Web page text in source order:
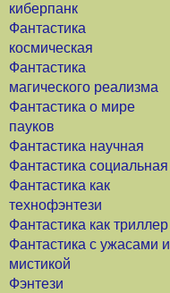
киберпанк
Фантастика
космическая
Фантастика
магического реализма
Фантастика о мире
пауков
Фантастика научная
Фантастика социальная
Фантастика как
технофэнтези
Фантастика как триллер
Фантастика с ужасами и
мистикой
Фэнтези